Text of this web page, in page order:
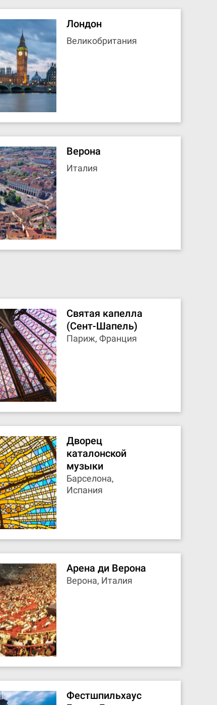
Лондон
Великобритания
Верона
Италия
Святая капелла
(Сент-Шапель)
Париж, Франция
Дворец
каталонской
музыки
Барселона,
Испания
Арена ди Верона
Верона, Италия
Фестшпильхаус